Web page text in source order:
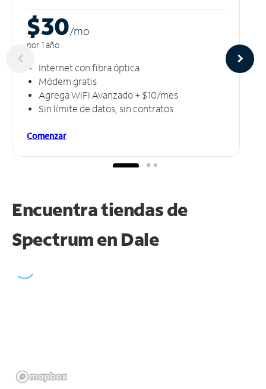
$30/mo
por 1 año
Internet con fibra óptica
Módem gratis
Agrega WiFi Avanzado + $10/mes
Sin límite de datos, sin contratos
Comenzar
Encuentra tiendas de
Spectrum en Dale